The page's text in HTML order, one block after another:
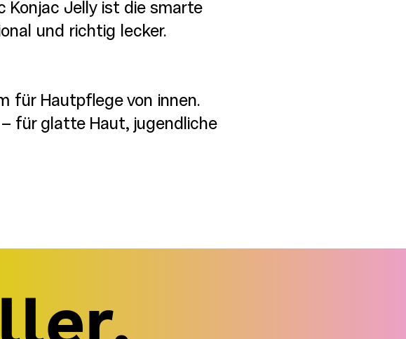
Konjac Jelly ist die smarte
und richtig lecker.
für Hautpflege von innen.
für glatte Haut, jugendliche